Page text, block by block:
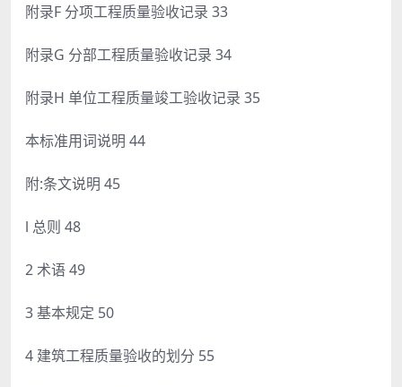
附录F 分项工程质量验收记录 33
附录G 分部工程质量验收记录 34
附录H 单位工程质量竣工验收记录 35
本标准用词说明 44
附:条文说明 45
l 总则 48
2 术语 49
3 基本规定 50
4 建筑工程质量验收的划分 55